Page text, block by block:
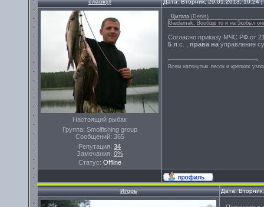
славк@ Дата: Вторник, 29.01.2013, 10:24
Настоящий рыбак
Группа: Smolfishing group
Сообщений: 365
Репутация: 34
Замечания: 0%
Статус: Offline
Цитата (Denis)
Gaidamak, Вообще то и на 5кобыл
Согласно приказу МЧС РФ от
5 л .с. , права на управление
Всем натянутых лесок и крепких
Игорь Дата: